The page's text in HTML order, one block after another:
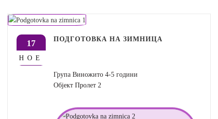
17
НОЕ
ПОДГОТОВКА НА ЗИМНИЦА
Група Виножито 4-5 години
Објект Пролет 2